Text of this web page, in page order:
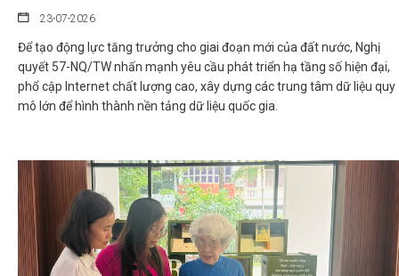
23-07-2026
Để tạo động lực tăng trưởng cho giai đoạn mới của đất nước, Nghị
quyết 57-NQ/TW nhấn mạnh yêu cầu phát triển hạ tầng số hiện đại,
phổ cập Internet chất lượng cao, xây dựng các trung tâm dữ liệu quy
mô lớn để hình thành nền tảng dữ liệu quốc gia.